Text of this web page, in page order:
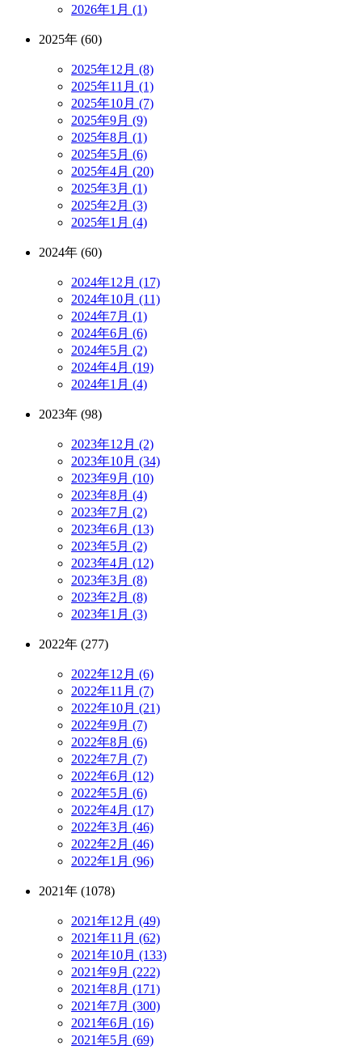
2026年1月 (1)
2025年 (60)
2025年12月 (8)
2025年11月 (1)
2025年10月 (7)
2025年9月 (9)
2025年8月 (1)
2025年5月 (6)
2025年4月 (20)
2025年3月 (1)
2025年2月 (3)
2025年1月 (4)
2024年 (60)
2024年12月 (17)
2024年10月 (11)
2024年7月 (1)
2024年6月 (6)
2024年5月 (2)
2024年4月 (19)
2024年1月 (4)
2023年 (98)
2023年12月 (2)
2023年10月 (34)
2023年9月 (10)
2023年8月 (4)
2023年7月 (2)
2023年6月 (13)
2023年5月 (2)
2023年4月 (12)
2023年3月 (8)
2023年2月 (8)
2023年1月 (3)
2022年 (277)
2022年12月 (6)
2022年11月 (7)
2022年10月 (21)
2022年9月 (7)
2022年8月 (6)
2022年7月 (7)
2022年6月 (12)
2022年5月 (6)
2022年4月 (17)
2022年3月 (46)
2022年2月 (46)
2022年1月 (96)
2021年 (1078)
2021年12月 (49)
2021年11月 (62)
2021年10月 (133)
2021年9月 (222)
2021年8月 (171)
2021年7月 (300)
2021年6月 (16)
2021年5月 (69)